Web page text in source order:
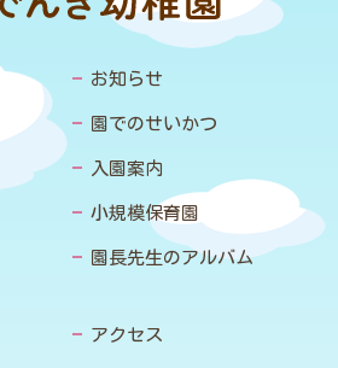
お知らせ
園でのせいかつ
入園案内
小規模保育園
園長先生のアルバム
アクセス